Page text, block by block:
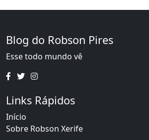
Blog do Robson Pires
Esse todo mundo vê
Links Rápidos
Início
Sobre Robson Xerife